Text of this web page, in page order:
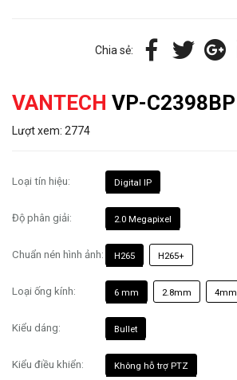
VANTECH VP-C2398BP
Lượt xem: 2774
Loại tín hiệu: Digital IP
Độ phân giải: 2.0 Megapixel
Chuẩn nén hình ảnh: H265 H265+
Loại ống kính: 6 mm 2.8mm 4mm
Kiểu dáng: Bullet
Kiểu điều khiển: Không hỗ trợ PTZ
Chia sẻ: